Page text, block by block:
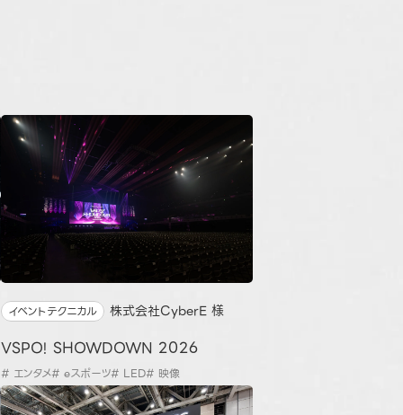
イベントテクニカル 株式会社CyberE 様
VSPO! SHOWDOWN 2026
# エンタメ# eスポーツ# LED# 映像